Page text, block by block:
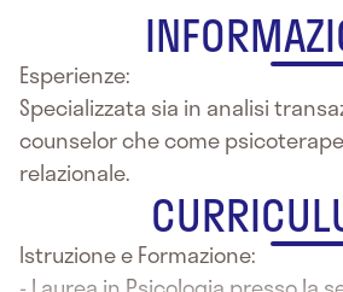
Esperienze:
Specializzata sia in analisi
counselor che come
relazionale.
Istruzione e Formazione: